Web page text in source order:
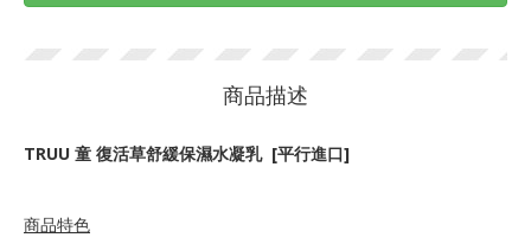
商品描述
TRUU 童 復活草舒緩保濕水凝乳 [平行進口]
商品特色